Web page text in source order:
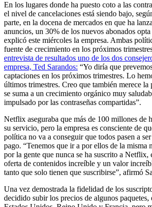
En los lugares donde ha puesto coto a las
el nivel de cancelaciones está siendo bajo,
parte, en la docena de mercados en que ha
anuncios, un 30% de los nuevos abonados
explicó este miércoles la empresa. Ambas
fuente de crecimiento en los próximos
entrevista de resultados uno de los dos
empresa, Ted Sarandos: “Yo diría que
captaciones en los próximos trimestres. Lo
últimos trimestres. Creo que también merece la
se suma a un crecimiento orgánico muy
impulsado por las contraseñas compartidas”.
Netflix aseguraba que más de 100 millones de
su servicio, pero la empresa es consciente de
política no va a conseguir que todos pasen a
pago. “Tenemos que ir a por ellos de la misma
por la gente que nunca se ha suscrito a Netflix,
oferta de contenidos increíble y un valor
tanto que solo tienen que suscribirse”, afirmó
Una vez demostrada la fidelidad de los
decidido subir los precios de algunos paquetes,